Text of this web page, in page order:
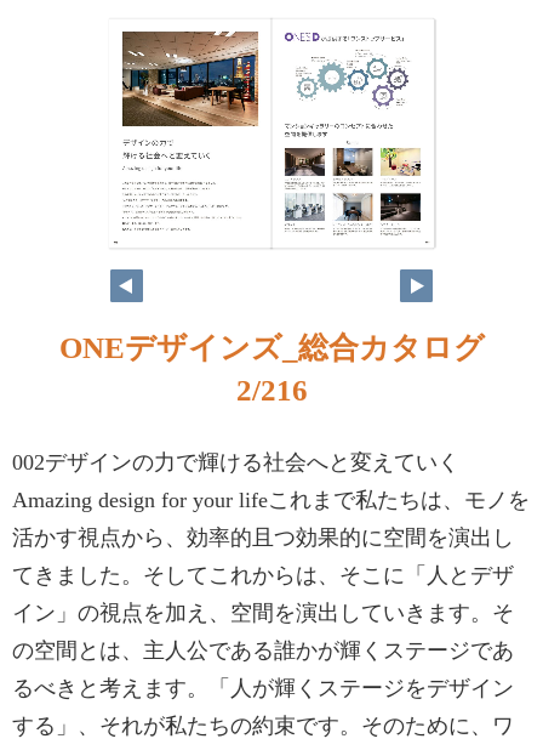
ONEデザインズ_総合カタログ
2/216
002デザインの力で輝ける社会へと変えていく
Amazing design for your lifeこれまで私たちは、モノを
活かす視点から、効率的且つ効果的に空間を演出し
てきました。そしてこれからは、そこに「人とデザ
イン」の視点を加え、空間を演出していきます。そ
の空間とは、主人公である誰かが輝くステージであ
るべきと考えます。「人が輝くステージをデザイン
する」、それが私たちの約束です。そのために、ワ